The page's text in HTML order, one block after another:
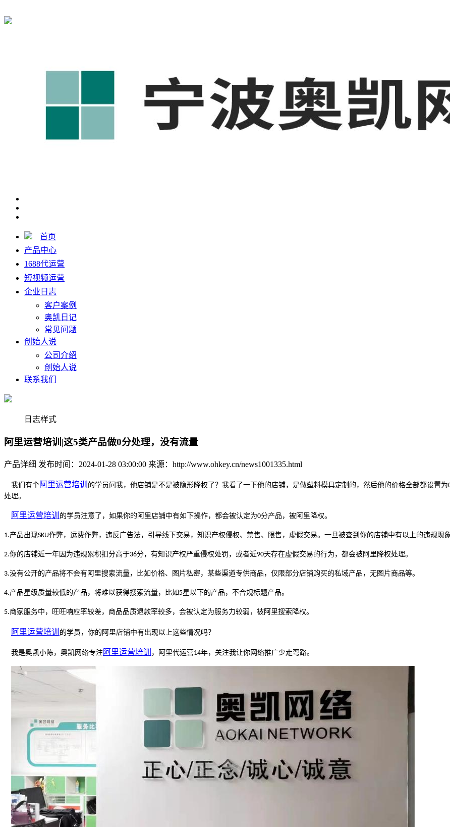
首页
产品中心
1688代运营
短视频运营
企业日志
客户案例
奥凯日记
常见问题
创始人说
公司介绍
创始人说
联系我们
日志样式
阿里运营培训|这5类产品做0分处理，没有流量
产品详细 发布时间：2024-01-28 03:00:00 来源：http://www.ohkey.cn/news1001335.html
我们有个 阿里运营培训 的学员问我，他店铺是不是被隐形降权了？我看了一下他的店铺，是做塑料模具定制的，然后他的价格全部都设置为
处理。
阿里运营培训 的学员注意了，如果你的阿里店铺中有如下操作，都会被认定为0分产品，被阿里降权。
1.产品出现SKU作弊，运费作弊，违反广告法，引导线下交易，知识产权侵权、禁售、限售，虚假交易。一旦被查到你的店铺中有以上的违规现
2.你的店铺近一年因为违规累积扣分高于36分，有知识产权严重侵权处罚，或者近90天存在虚假交易的行为，都会被阿里降权处理。
3.没有公开的产品将不会有阿里搜索流量，比如价格、图片私密，某些渠道专供商品，仅限部分店铺购买的私域产品，无图片商品等。
4.产品星级质量较低的产品，将难以获得搜索流量，比如 5星以下的产品，不合规标题产品。
5.商家服务中，旺旺响应率较差，商品品质退款率较多，会被认定为服务力较弱，被阿里搜索降权。
阿里运营培训 的学员 ， 你的 阿里店铺中有出现以上这些情况吗？
我是奥凯小陈，奥凯网络专注 阿里运营培训 ， 阿里代运营14年，关注我让你网络推广少走弯路。